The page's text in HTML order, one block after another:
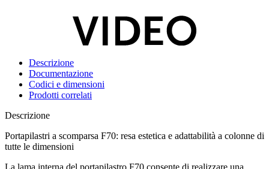
Descrizione
Documentazione
Codici e dimensioni
Prodotti correlati
Descrizione
Portapilastri a scomparsa F70: resa estetica e adattabilità a colonne di
tutte le dimensioni